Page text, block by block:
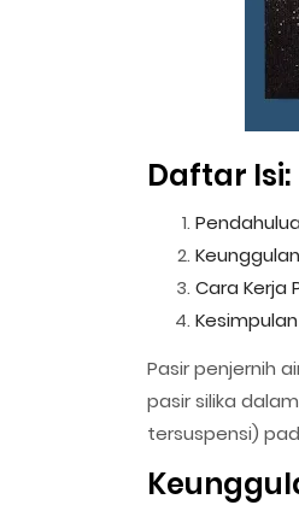
Daftar Isi:
Cara Kerja
Kesimpulan
Pasir penjernih
pasir silika
tersuspensi)